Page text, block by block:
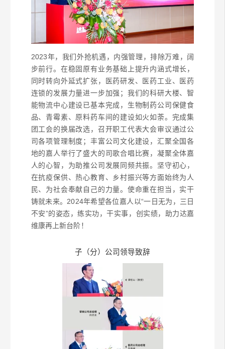
2023年，我们外抢机遇，内强管理，排除万难，阔
步前行。在稳固原有业务基础上提升内涵式增长，
同时转向外延式扩张，医药研发、医药工业、医药
连锁的发展力量进一步加强；我们的科研大楼、智
能物流中心建设已基本完成，生物制药公司保健食
品、青霉素、原料药车间的建设如火如荼。完成集
团工会的换届改选，召开职工代表大会审议通过公
司各项管理制度；丰富公司文化建设，汇聚全国各
地的嘉人举行了盛大的司歌合唱比赛，凝聚全体嘉
人的心智，为助推公司发展同频共振。坚守初心，
在抗疫保供、热心教育、乡村振兴等方面始终为人
民、为社会奉献自己的力量。使命重在担当，实干
铸就未来。2024年希望各位嘉人以“一日无为，三日
不安”的姿态，练实功，干实事，创实绩，助力达嘉
维康再上新台阶！
子（分）公司领导致辞